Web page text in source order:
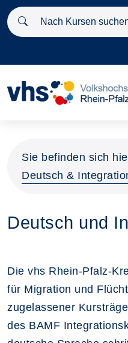
Nach Kursen suchen
Sie befinden sich
Deutsch &
Deutsch und
Die vhs Rhein-Pfalz-
für Migration und
zugelassener
des BAMF